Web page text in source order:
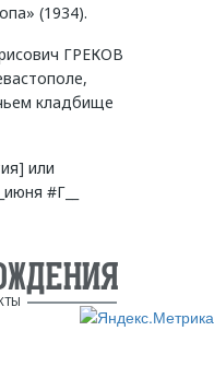
(1934).
ГРЕКОВ
кладбище
или
#Г__